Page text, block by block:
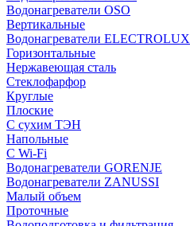
Водонагреватели OSO
Вертикальные
Водонагреватели ELECTROLUX
Горизонтальные
Нержавеющая сталь
Стеклофарфор
Круглые
Плоские
С сухим ТЭН
Напольные
С Wi-Fi
Водонагреватели GORENJE
Водонагреватели ZANUSSI
Малый объем
Проточные